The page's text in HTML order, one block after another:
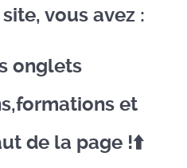
vous avez :
onglets
et
de la page !⬆️​